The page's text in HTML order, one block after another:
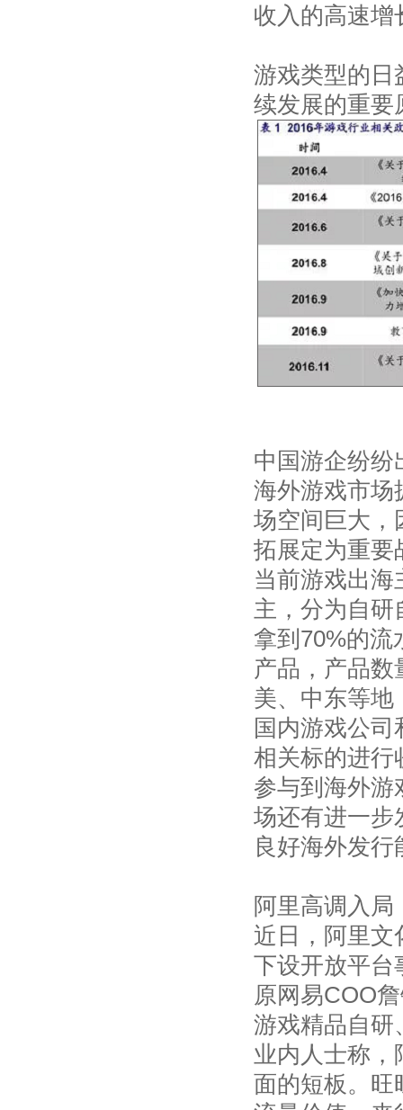
收入的高速增
游戏类型的日
续发展的重要
中国游企纷纷
海外游戏市场
场空间巨大，
拓展定为重要
当前游戏出
主，分为自
拿到70%的流
产品，产品
美、中东等地
国内游戏公
相关标的进行
参与到海外游
场还有进一步
良好海外发
阿里高调入局
近日，阿里文
下设开放平台
原网易COO
游戏精品自研
业内人士称，
面的短板。旺